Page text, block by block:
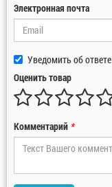
Электронная почта
Уведомить об ответе
Оценить товар
Комментарий *